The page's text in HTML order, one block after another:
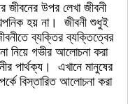
জীবনের উপর লেখা জীবনী
হয় না। জীবনী শুধুই
ব্যক্তির ব্যক্তিত্বের
নিয়ে গভীর আলোচনা করা
পার্থক্য। এখানে মানুষের
বিস্তারিত আলোচনা করা